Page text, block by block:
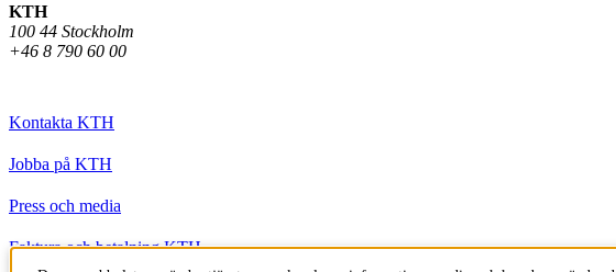
KTH
100 44 Stockholm
+46 8 790 60 00
Kontakta KTH
Jobba på KTH
Press och media
Faktura och betalning KTH